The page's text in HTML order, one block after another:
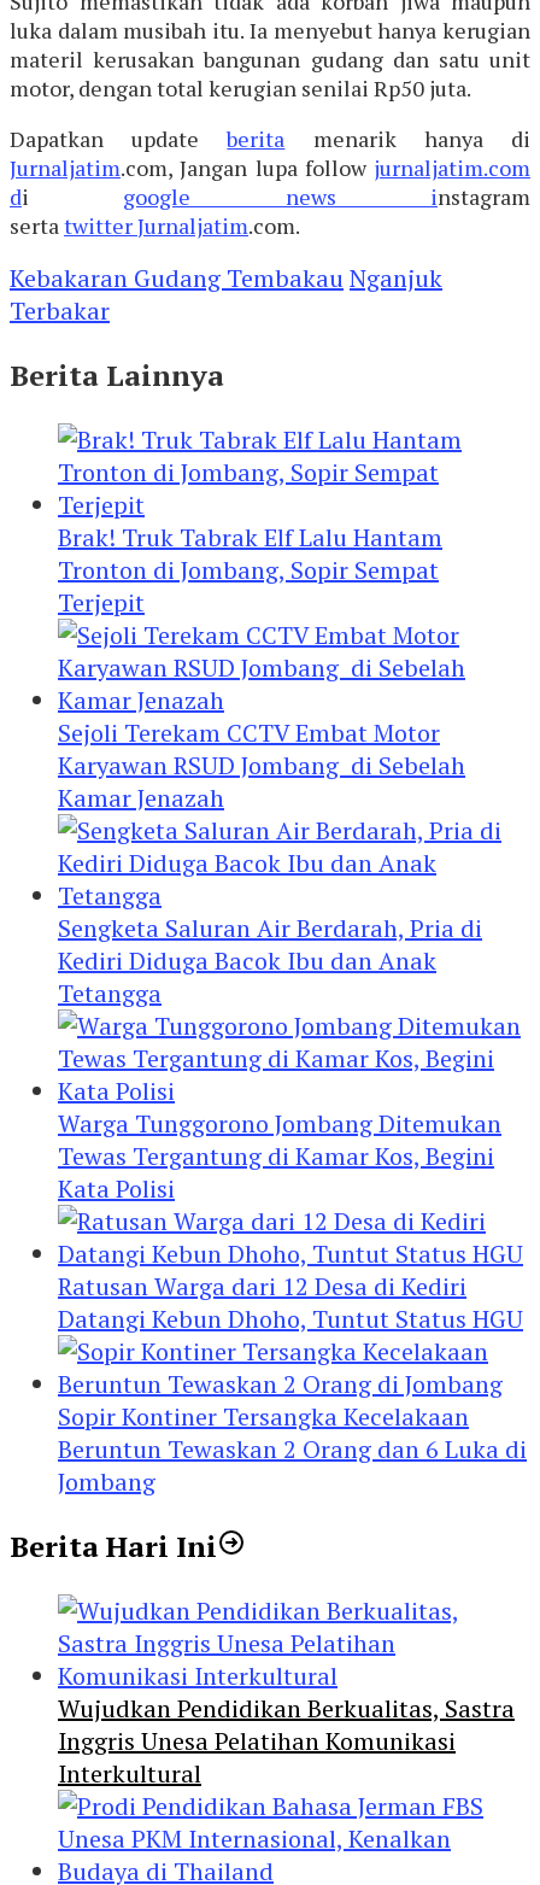
luka dalam musibah itu. Ia menyebut hanya kerugian
materil kerusakan bangunan gudang dan satu unit
motor, dengan total kerugian senilai Rp50 juta.
Dapatkan updateberita menarik hanya di
Jurnaljatim.com, Jangan lupa follow jurnaljatim.com
di google news instagram
serta twitterJurnaljatim.com.
Kebakaran Gudang TembakauNganjuk
Terbakar
Berita Lainnya
Brak! Truk Tabrak Elf Lalu Hantam
Tronton di Jombang, Sopir Sempat
Terjepit
Sejoli Terekam CCTV Embat Motor
Karyawan RSUD Jombang di Sebelah
Kamar Jenazah
Sengketa Saluran Air Berdarah, Pria di
Kediri Diduga Bacok Ibu dan Anak
Tetangga
Warga Tunggorono Jombang Ditemukan
Tewas Tergantung di Kamar Kos, Begini
Kata Polisi
Ratusan Warga dari 12 Desa di Kediri
Datangi Kebun Dhoho, Tuntut Status HGU
Sopir Kontiner Tersangka Kecelakaan
Beruntun Tewaskan 2 Orang dan 6 Luka di
Jombang
Berita Hari Ini
Wujudkan Pendidikan Berkualitas, Sastra
Inggris Unesa Pelatihan Komunikasi
Interkultural